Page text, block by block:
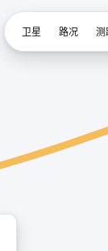
卫星 路况 测